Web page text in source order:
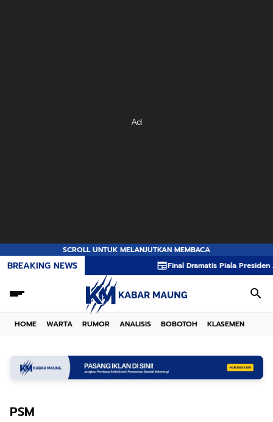
Ad
SCROLL UNTUK MELANJUTKAN MEMBACA
BREAKING NEWS Final Dramatis Piala Presiden
HOME WARTA RUMOR ANALISIS BOBOTOH KLASEMEN
PSM